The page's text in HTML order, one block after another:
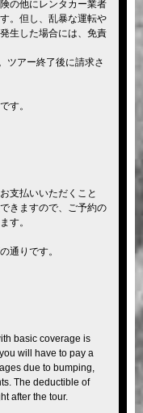
の他にレンタカー業者
。但し、乱暴な運転や
生した場合には、免責
ツアー終了後に請求さ
す。
支払いいただくこと
きますので、ご予約の
す。
通りです。
basic coverage is
will have to pay a
due to bumping,
The deductible of
after the tour.